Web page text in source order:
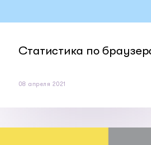
Статистика по
08 апреля 2021